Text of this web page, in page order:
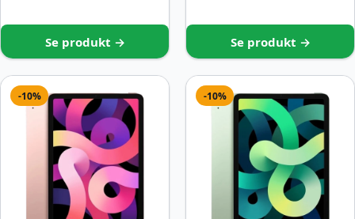
Se produkt → Se produkt →
-10% -10%